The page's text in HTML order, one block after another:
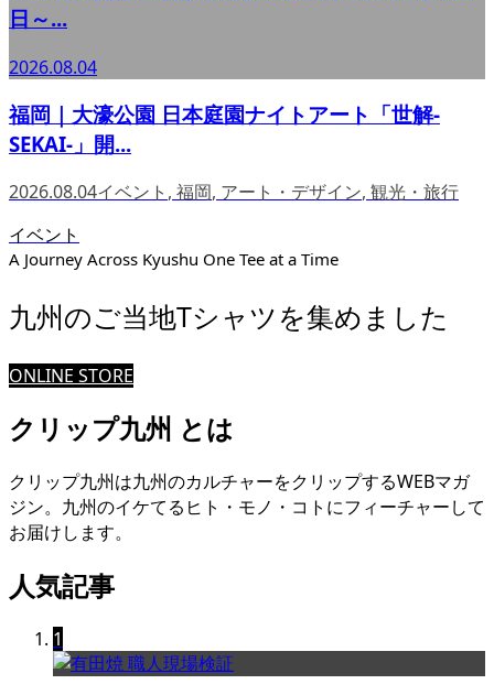
日～...
2026.08.04
福岡｜大濠公園 日本庭園ナイトアート「世解-
SEKAI-」開...
2026.08.04イベント , 福岡, アート・デザイン, 観光・旅行
イベント
A Journey Across Kyushu One Tee at a Time
九州のご当地Tシャツを集めました
ONLINE STORE
クリップ九州 とは
クリップ九州は九州のカルチャーをクリップするWEBマガ
ジン。九州のイケてるヒト・モノ・コトにフィーチャーして
お届けします。
人気記事
1